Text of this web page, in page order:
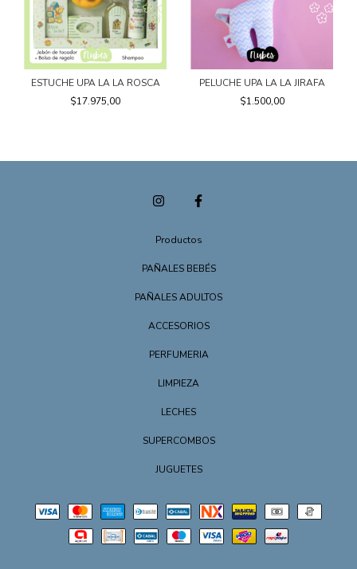
ESTUCHE UPA LA LA ROSCA
$17.975,00
PELUCHE UPA LA LA JIRAFA
$1.500,00
Productos
PAÑALES BEBÉS
PAÑALES ADULTOS
ACCESORIOS
PERFUMERIA
LIMPIEZA
LECHES
SUPERCOMBOS
JUGUETES